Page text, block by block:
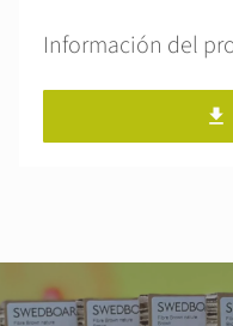
Información del